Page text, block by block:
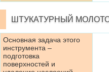
ШТУКАТУРНЫЙ
Основная задача этого
инструмента –
подготовка
поверхностей и